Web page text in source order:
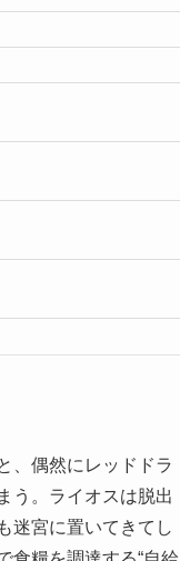
、偶然にレッドドラ
う。ライオスは脱出
迷宮に置いてきてし